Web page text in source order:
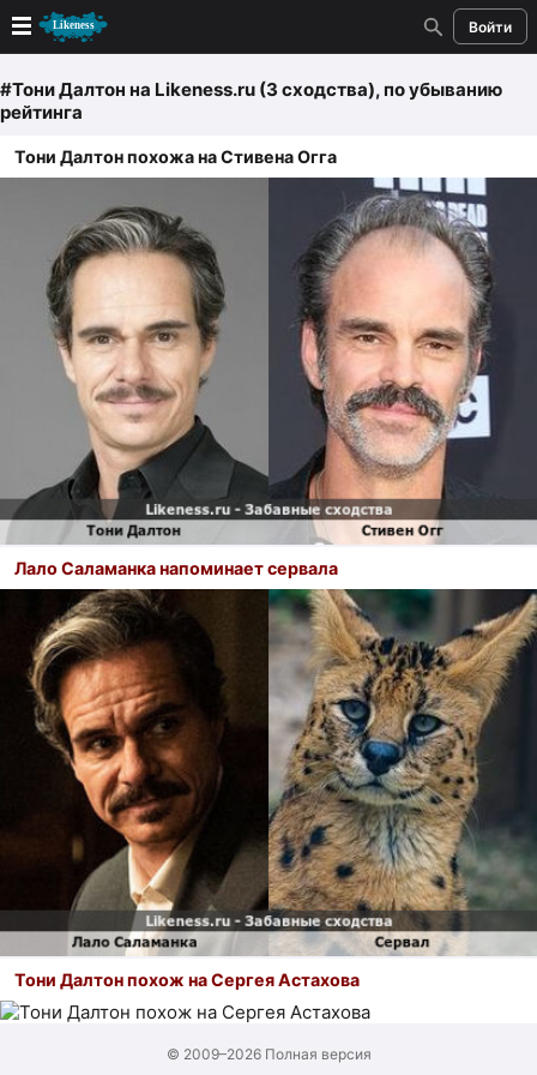
Войти
Новые
Лучшие
Голосование
Кандидаты
Случайное сходство 👍
Создать сходство
Для публикации необходима авторизация
Поиск
#Тони Далтон на Likeness.ru (3 сходства), по убыванию
рейтинга
Тони Далтон похожа на Стивена Огга
Лало Саламанка напоминает сервала
Тони Далтон похож на Сергея Астахова
© 2009–2026 Полная версия